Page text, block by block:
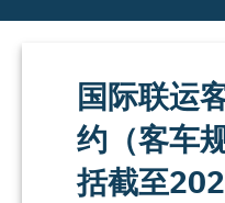
国际联运
约（客车
括截至